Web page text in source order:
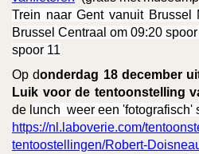
Trein naar Gent vanuit Brussel
Brussel Centraal om 09:20
spoor 11
Op donderdag 18 december
Luik voor de tentoonstelling
de unch weer een 'fotografisch'
https://nl.laboverie.com/
tentoostellingen/Robert-